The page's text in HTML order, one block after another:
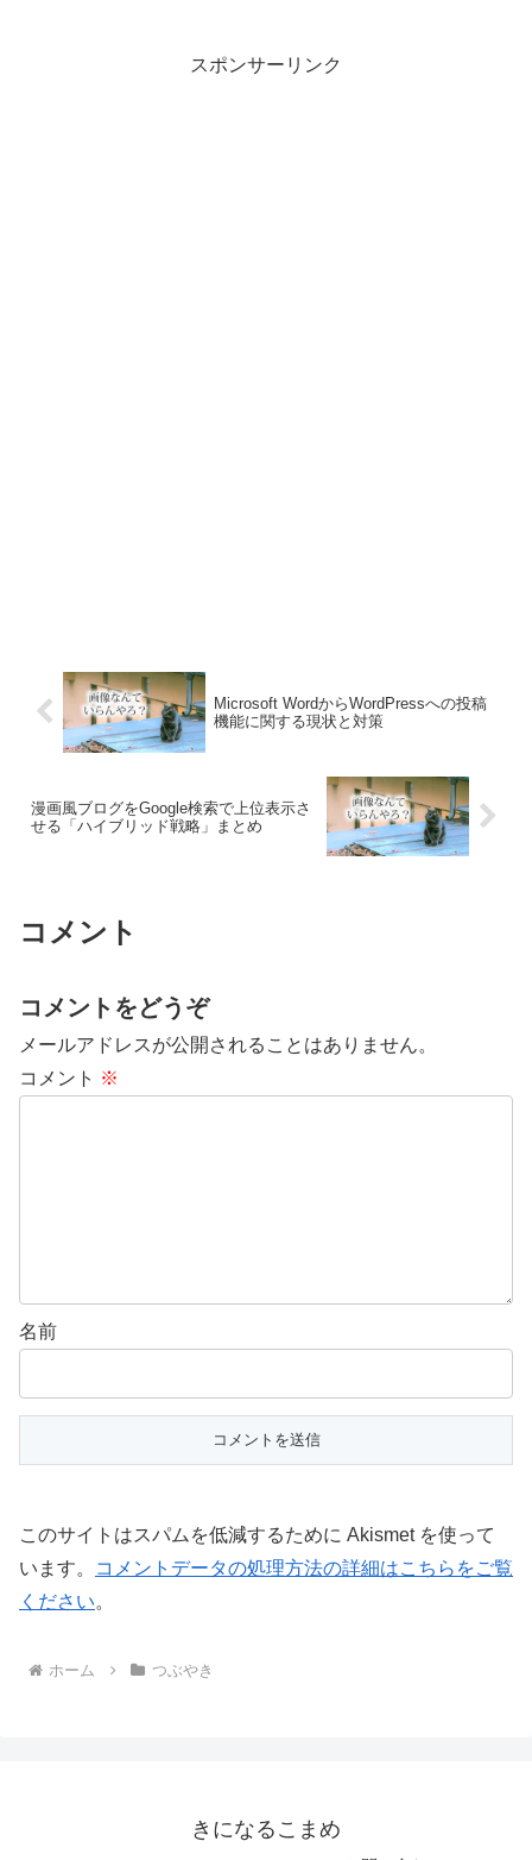
スポンサーリンク
Microsoft WordからWordPressへの投稿
機能に関する現状と対策
漫画風ブログをGoogle検索で上位表示さ
せる「ハイブリッド戦略」まとめ
コメント
コメントをどうぞ
メールアドレスが公開されることはありません。
コメント ※
名前
このサイトはスパムを低減するために Akismet を使って
います。
コメントデータの処理方法の詳細はこちらをご覧
ください。
ホーム つぶやき
きになるこまめ